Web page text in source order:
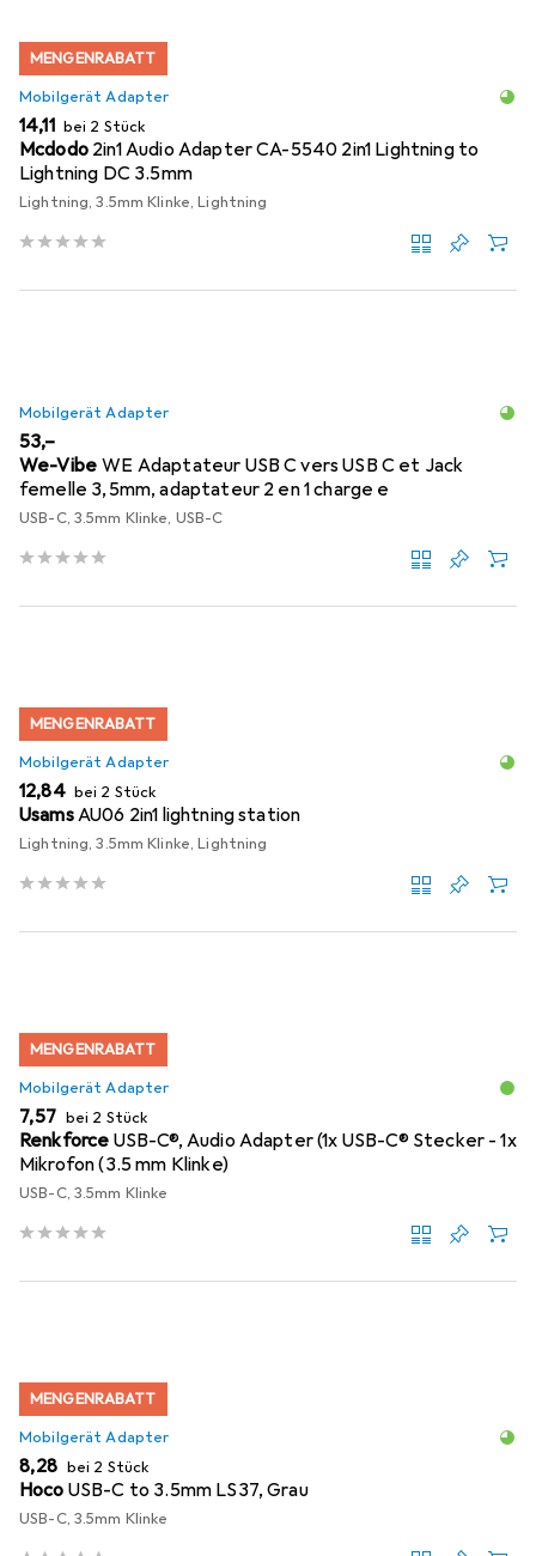
MENGENRABATT
Mobilgerät Adapter
EUR
14,11 bei 2 Stück
Mcdodo 2in1 Audio Adapter CA-5540 2in1 Lightning to
Lightning DC 3.5mm
Lightning, 3.5mm Klinke, Lightning
Mobilgerät Adapter
EUR
53,–
We-Vibe WE Adaptateur USB C vers USB C et Jack
femelle 3,5mm, adaptateur 2 en 1 charge e
USB-C, 3.5mm Klinke, USB-C
MENGENRABATT
Mobilgerät Adapter
EUR
12,84 bei 2 Stück
UsamsAU06 2in1 lightning station
Lightning, 3.5mm Klinke, Lightning
MENGENRABATT
Mobilgerät Adapter
EUR
7,57 bei 2 Stück
Renkforce USB-C®, Audio Adapter (1x USB-C® Stecker - 1x
Mikrofon (3.5 mm Klinke)
USB-C, 3.5mm Klinke
MENGENRABATT
Mobilgerät Adapter
EUR
8,28 bei 2 Stück
Hoco USB-C to 3.5mm LS37, Grau
USB-C, 3.5mm Klinke